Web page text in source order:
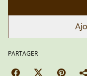
PARTAGER